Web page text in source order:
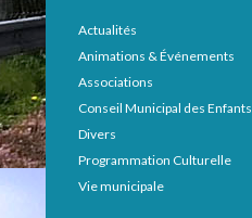
Actualités
Animations & Événements
Associations
Conseil Municipal des Enfants
Divers
Programmation Culturelle
Vie municipale